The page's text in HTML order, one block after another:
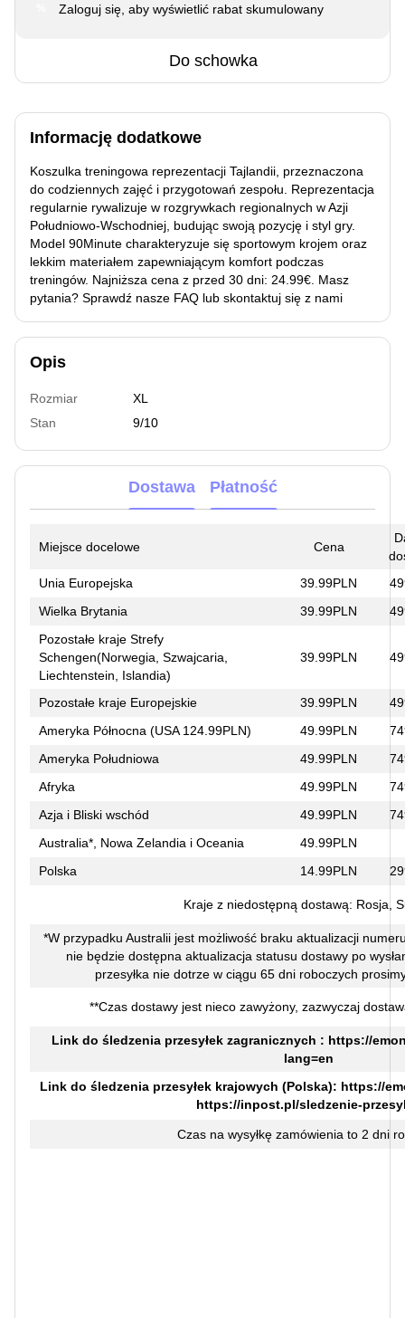
Zaloguj się , aby wyświetlić rabat skumulowany
Do schowka
Informację dodatkowe
Koszulka treningowa reprezentacji Tajlandii, przeznaczona
do codziennych zajęć i przygotowań zespołu. Reprezentacja
regularnie rywalizuje w rozgrywkach regionalnych w Azji
Południowo-Wschodniej, budując swoją pozycję i styl gry.
Model 90Minute charakteryzuje się sportowym krojem oraz
lekkim materiałem zapewniającym komfort podczas
treningów. Najniższa cena z przed 30 dni: 24.99€. Masz
pytania? Sprawdź nasze FAQ lub skontaktuj się z nami
Opis
Rozmiar
XL
Stan
9/10
Dostawa Płatność
Miejsce docelowe Cena
Unia Europejska
39.99PLN
Wielka Brytania
39.99PLN
Pozostałe kraje Strefy
Schengen(Norwegia, Szwajcaria,
Liechtenstein, Islandia)
39.99PLN
Pozostałe kraje Europejskie 39.99PLN
Ameryka Północna (USA 124.99PLN)
49.99PLN
Ameryka Południowa
49.99PLN
Afryka
49.99PLN
Azja i Bliski wschód
49.99PLN
Australia*, Nowa Zelandia i Oceania
49.99PLN
Polska
14.99PLN
Kraje z niedostępną dostawą: Rosja,
*W przypadku Australii jest możliwość braku aktualizacji
nie będzie dostępna aktualizacja statusu dostawy po
przesyłka nie dotrze w ciągu 65 dni roboczych
**Czas dostawy jest nieco zawyżony, zazwyczaj
Link do śledzenia przesyłek zagranicznych : https://
lang=en
Link do śledzenia przesyłek krajowych (Polska): https://
https://inpost.pl/sledzenie-
Czas na wysyłkę zamówienia to 2 dni